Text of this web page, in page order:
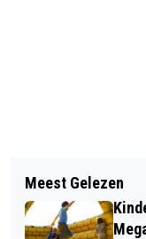
DIT IS ER TE
CURAMARE
MENSEN
Meest Gelezen